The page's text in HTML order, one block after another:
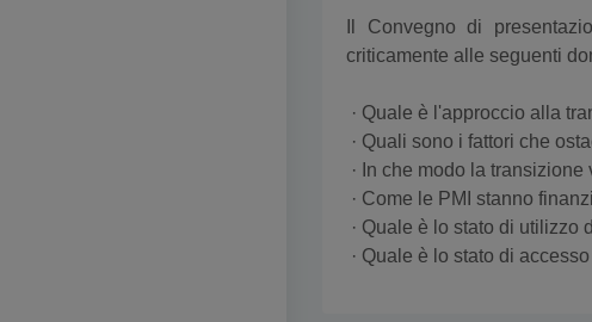
Il Convegno di
criticamente alle seguenti
· Quale è l'approccio alla
· Quali sono i fattori che
· In che modo la
· Come le PMI stanno
· Quale è lo stato di
· Quale è lo stato di